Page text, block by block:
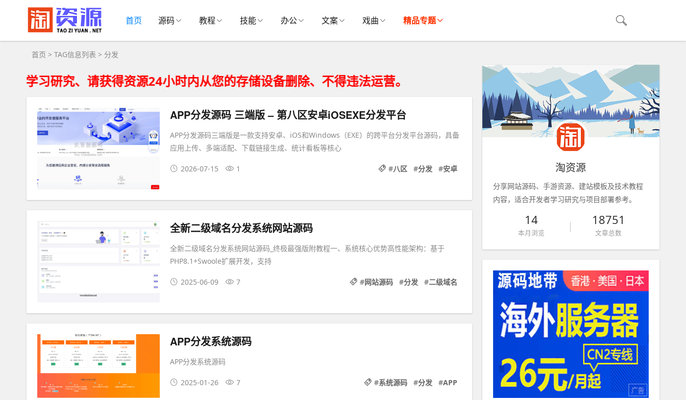
首页 源码 教程 技能 办公 文案 戏曲 精品专题
首页 > TAG信息列表 > 分发
究、请获得资源24小时内从您的存储设备删除、不得违法运营。
APP分发源码 三端版 – 第八区安卓iOSEXE分发平台
APP分发源码三端版是一款支持安卓、iOS和Windows（EXE）的跨平台分发平台源码，具备
应用上传、多端适配、下载链接生成、统计看板等核心
2026-07-15 1 #八区 #分发 #安卓
全新二级域名分发系统网站源码
全新二级域名分发系统网站源码_终极最强版附教程一、系统核心优势高性能架构：基于
PHP8.1+Swoole扩展开发，支持
2025-06-09 7 #网站源码 #分发 #二级域名
APP分发系统源码
APP分发系统源码
2025-01-26 7 #系统源码 #分发 #APP
淘资源
分享网站源码、手游资源、建站模板及技术教程
内容，适合开发者学习研究与项目部署参考。
14
本月浏览
18751
文章总数